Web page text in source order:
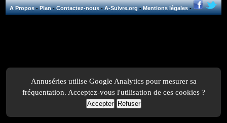
A Propos-Plan-Contactez-nous-A-Suivre.org-Mentions légales-
Annuséries utilise Google Analytics pour mesurer sa
fréquentation. Acceptez-vous l'utilisation de ces cookies ?
Accepter Refuser